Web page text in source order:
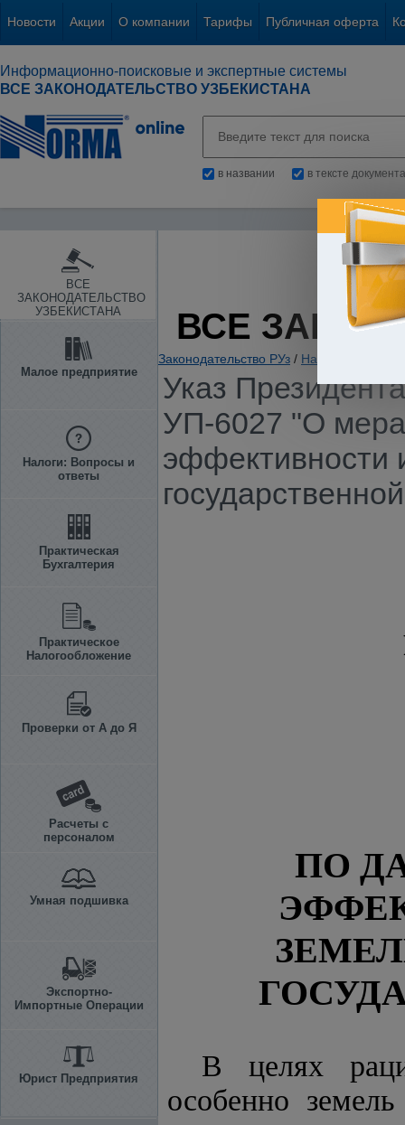
Новости Акции О компании Тарифы Публичная оферта
Информационно-поисковые и экспертные системы
ВСЕ ЗАКОНОДАТЕЛЬСТВО УЗБЕКИСТАНА
в названии в тексте документа
ВСЕ
ЗАКОНОДАТЕЛЬСТВО
УЗБЕКИСТАНА
Малое предприятие
Налоги: Вопросы и
ответы
Практическая
Бухгалтерия
Практическое
Налогообложение
Проверки от А до Я
Расчеты с
персоналом
Умная подшивка
Экспортно-
Импортные Операции
Юрист Предприятия
ВСЕ
Законодательство РУз / Налоги.
Указ
УП-6027 "О
эффективности
ПО
В целях
особенно